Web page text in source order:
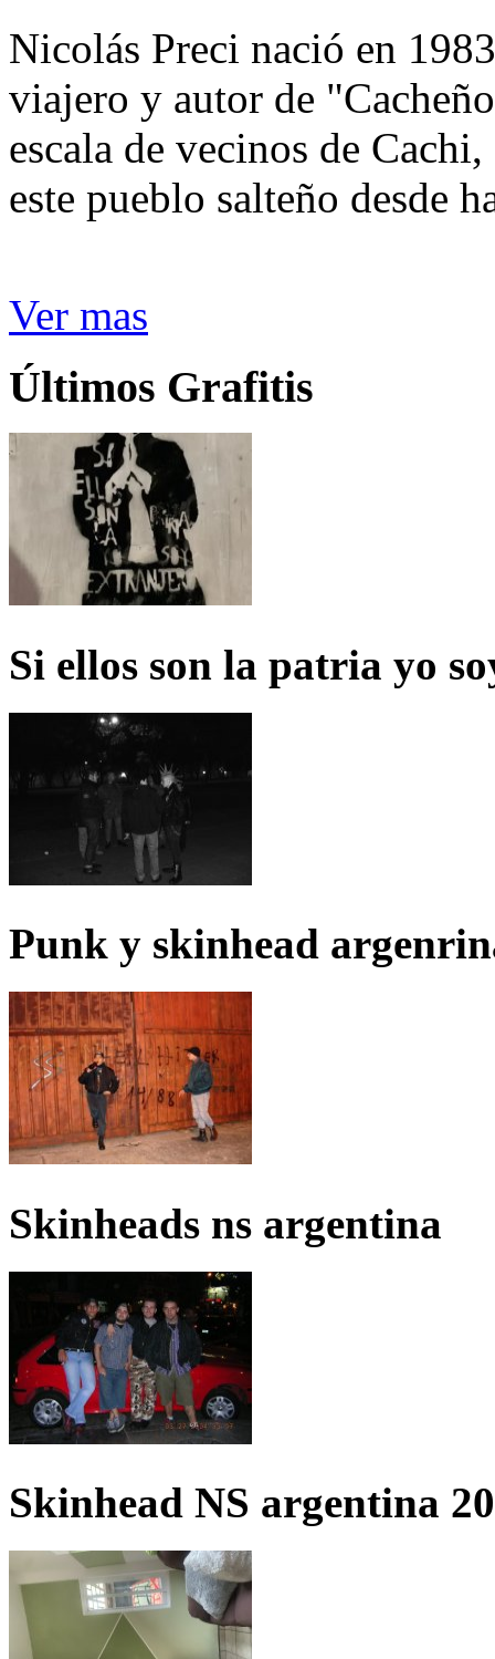
Nicolás Preci nació en
viajero y autor de
escala de vecinos de
este pueblo salteño desde
Ver mas
Últimos Grafitis
Si ellos son la patria yo
Punk y skinhead
Skinheads ns argentina
Skinhead NS argentina